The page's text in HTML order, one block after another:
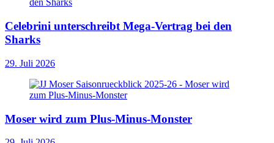
Celebrini unterschreibt Mega-Vertrag bei den
Sharks
29. Juli 2026
Moser wird zum Plus-Minus-Monster